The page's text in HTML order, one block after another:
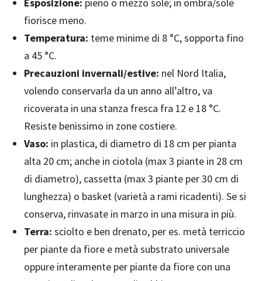
fiorisce meno.
Temperatura: teme minime di 8 °C, sopporta fino
a 45 °C.
Precauzioni invernali/estive: nel Nord Italia,
volendo conservarla da un anno all’altro, va
ricoverata in una stanza fresca fra 12 e 18 °C.
Resiste benissimo in zone costiere.
Vaso: in plastica, di diametro di 18 cm per pianta
alta 20 cm; anche in ciotola (max 3 piante in 28 cm
di diametro), cassetta (max 3 piante per 30 cm di
lunghezza) o basket (varietà a rami ricadenti). Se si
conserva, rinvasate in marzo in una misura in più.
Terra: sciolto e ben drenato, per es. metà terriccio
per piante da fiore e metà substrato universale
oppure interamente per piante da fiore con una